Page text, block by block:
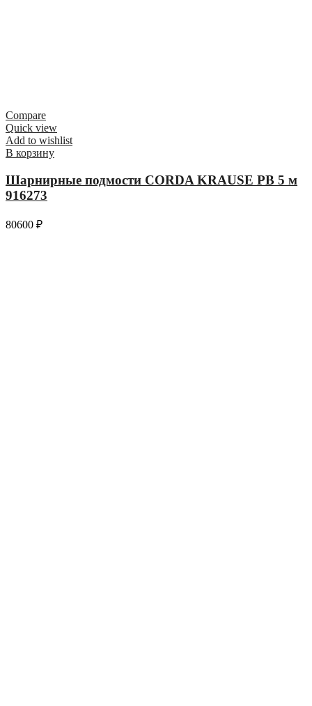
Compare
Quick view
Add to wishlist
В корзину
Шарнирные подмости CORDA KRAUSE РВ 5 м
916273
80600 ₽